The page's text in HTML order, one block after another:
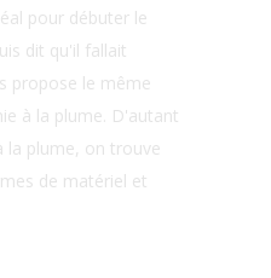
pour débuter le
dit qu'il fallait
propose le même
à la plume. D'autant
la plume, on trouve
de matériel et